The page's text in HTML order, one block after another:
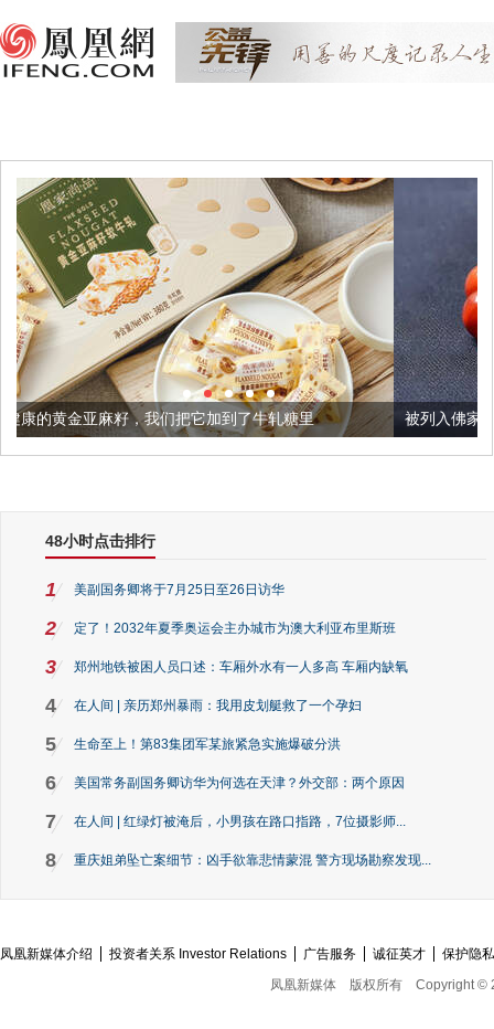
们把它加到了牛轧糖里 被列入佛家七宝的它到底有多美？
48小时点击排行
1 美副国务卿将于7月25日至26日访华
2 定了！2032年夏季奥运会主办城市为澳大利亚布里斯班
3 郑州地铁被困人员口述：车厢外水有一人多高 车厢内缺氧
4 在人间 | 亲历郑州暴雨：我用皮划艇救了一个孕妇
5 生命至上！第83集团军某旅紧急实施爆破分洪
6 美国常务副国务卿访华为何选在天津？外交部：两个原因
7 在人间 | 红绿灯被淹后，小男孩在路口指路，7位摄影师...
8 重庆姐弟坠亡案细节：凶手欲靠悲情蒙混 警方现场勘察发现...
凤凰新媒体介绍 投资者关系 Investor Relations 广告服务 诚征英才
保护隐
凤凰新媒体
版权所有 Copyright ©